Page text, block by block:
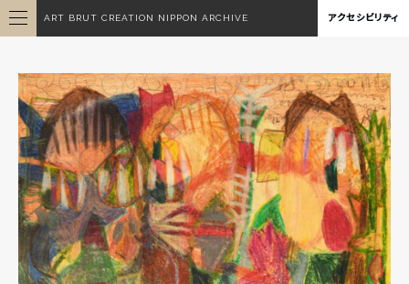
ART BRUT CREATION NIPPON ARCHIVE アクセシビリティ